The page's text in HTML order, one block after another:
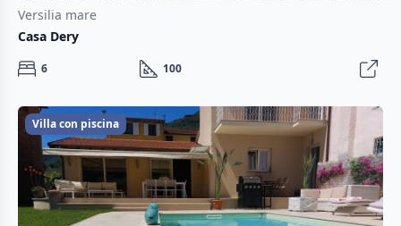
Versilia mare
Casa Dery
6 100
Villa con piscina